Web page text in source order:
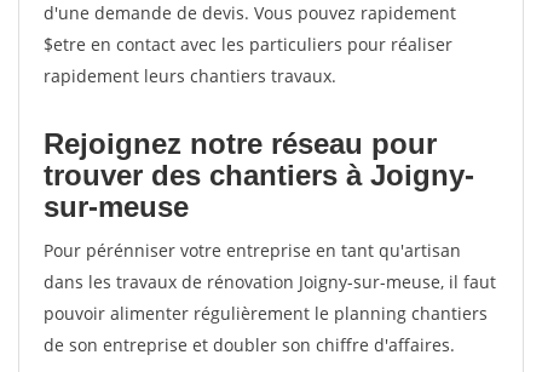
d'une demande de devis. Vous pouvez rapidement
$etre en contact avec les particuliers pour réaliser
rapidement leurs chantiers travaux.
Rejoignez notre réseau pour
trouver des chantiers à Joigny-
sur-meuse
Pour pérénniser votre entreprise en tant qu'artisan
dans les travaux de rénovation Joigny-sur-meuse, il faut
pouvoir alimenter régulièrement le planning chantiers
de son entreprise et doubler son chiffre d'affaires.